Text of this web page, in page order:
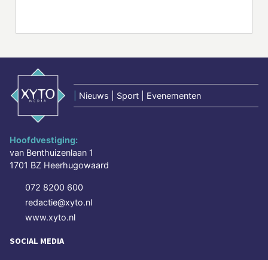
Nieuws | Sport | Evenementen
Hoofdvestiging:
van Benthuizenlaan 1
1701 BZ Heerhugowaard
072 8200 600
redactie@xyto.nl
www.xyto.nl
SOCIAL MEDIA